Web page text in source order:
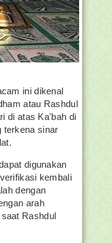
ini dikenal
atau Rashdul
di atas Ka'bah di
terkena sinar
digunakan
kembali
dengan
arah
Rashdul